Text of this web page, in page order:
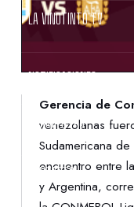
LA VINOTINTO TV
NOTIFICACIONES
NORMATIVAS
CONTACTO
Gerencia de
venezolanas
Sudamericana
encuentro entre
y Argentina,